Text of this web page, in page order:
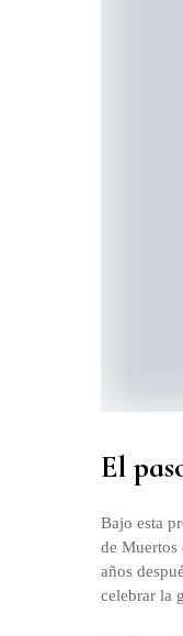
El
Bajo esta
de Muertos
años
celebrar la